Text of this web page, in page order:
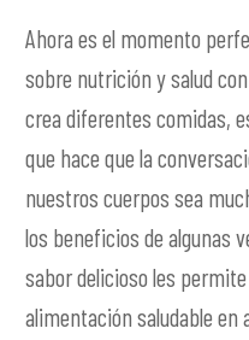
Ahora es el momento
sobre nutrición y salud
crea diferentes comidas,
que hace que la
nuestros cuerpos sea
los beneficios de algunas
sabor delicioso les
alimentación saludable en